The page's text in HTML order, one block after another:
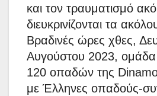
και τον τραυματισμό
διευκρινίζονται τα
Βραδινές ώρες χθες,
Αυγούστου 2023,
120 οπαδών της
με Έλληνες οπαδούς-